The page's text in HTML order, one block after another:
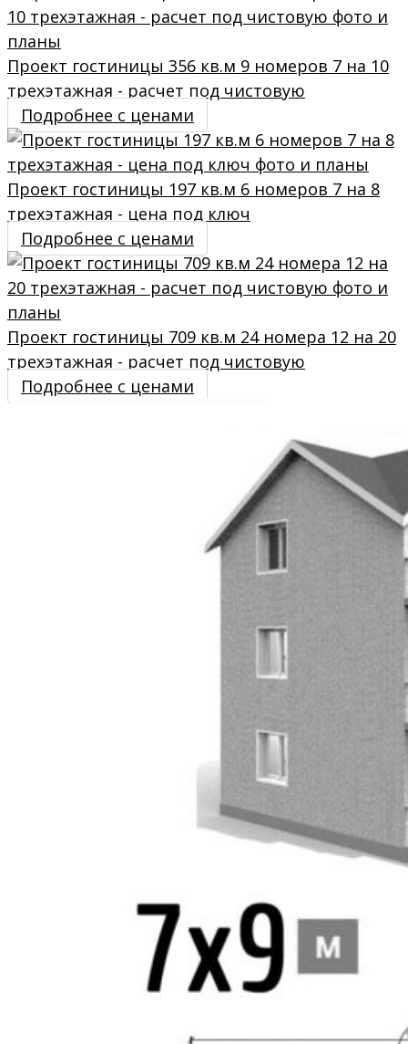
Проект гостиницы 356 кв.м 9 номеров 7 на 10
трехэтажная - расчет под чистовую
Подробнее с ценами
Проект гостиницы 197 кв.м 6 номеров 7 на 8
трехэтажная - цена под ключ
Подробнее с ценами
Проект гостиницы 709 кв.м 24 номера 12 на 20
трехэтажная - расчет под чистовую
Подробнее с ценами